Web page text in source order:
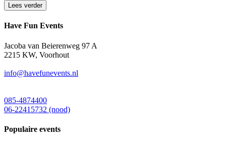
Lees verder
Have Fun Events
Jacoba van Beierenweg 97 A
2215 KW, Voorhout
info@havefunevents.nl
085-4874400
06-22415732 (nood)
Populaire events